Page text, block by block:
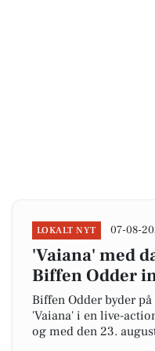
LOKALT NYT 07-08-
'Vaiana' med
Biffen Odder
Biffen Odder byder
'Vaiana' i en live-
og med den 23.